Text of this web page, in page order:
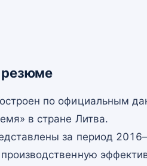
резюме
по официальным
в стране Литва.
за период